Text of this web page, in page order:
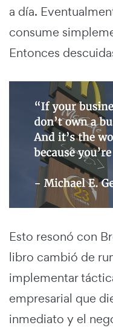
a día.
consume
Entonces
Esto resonó con
libro cambió de
implementar
empresarial que
inmediato y el